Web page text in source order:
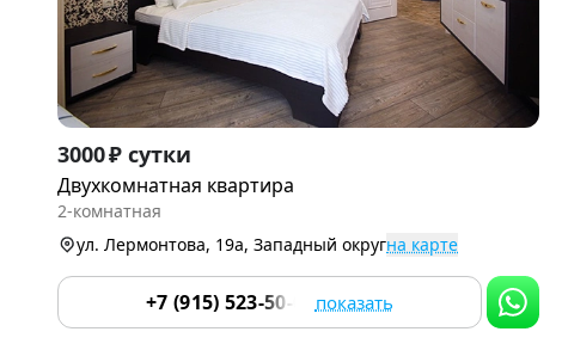
Item
1
of
3000 ₽ сутки
Двухкомнатная квартира
2-комнатная
ул. Лермонтова, 19а, Западный округна карте
+7 (915) 523-50-05 показать